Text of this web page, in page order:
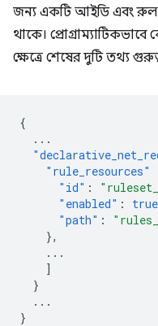
জন্য একটি আইডি এবং
থাকে।
ক্ষেত্রে শেষের দুটি তথ্য
{
...
"rule_resources"
"id" :
"enabled" : true
"path" :
},
...
]
}
...
}